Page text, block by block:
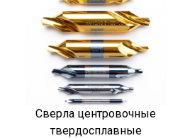
Сверла центровочные
твердосплавные